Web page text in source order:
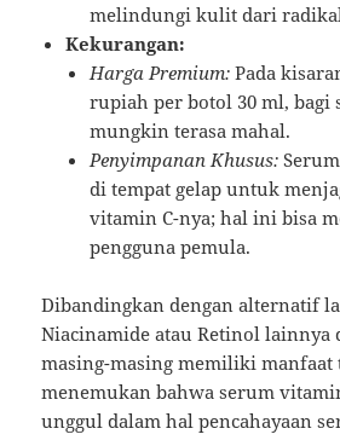
melindungi kulit dari
Kekurangan:
Harga Premium: Pada
rupiah per botol 30 ml, bagi
mungkin terasa mahal.
Penyimpanan Khusus:
di tempat gelap untuk
vitamin C-nya; hal ini bisa
pengguna pemula.
Dibandingkan dengan alternatif
Niacinamide atau Retinol lainnya
masing-masing memiliki
menemukan bahwa serum
unggul dalam hal pencahayaan